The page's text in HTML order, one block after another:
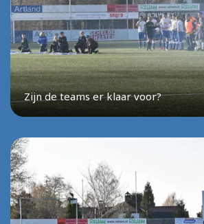
Zijn de teams er klaar voor?